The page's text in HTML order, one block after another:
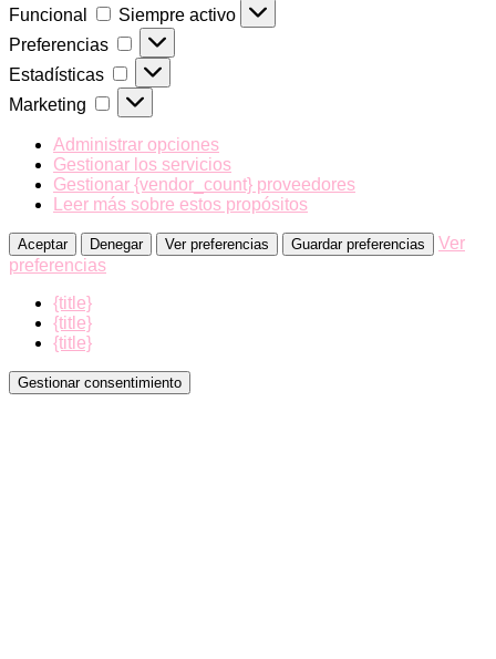
Funcional Funcional
Siempre activo
Preferencias
Preferencias
Estadísticas Estadísticas
Marketing Marketing
Administrar opciones
Gestionar los servicios
Gestionar {vendor_count} proveedores
Leer más sobre estos propósitos
Aceptar Denegar Ver preferencias Guardar preferencias
Ver
preferencias
{title}
{title}
{title}
Gestionar consentimiento